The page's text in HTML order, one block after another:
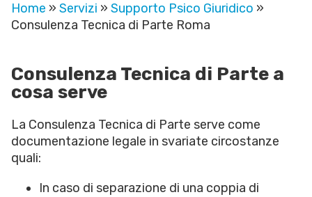
Home » Servizi » Supporto Psico Giuridico »
Consulenza Tecnica di Parte Roma
Consulenza Tecnica di Parte a
cosa serve
La Consulenza Tecnica di Parte serve come
documentazione legale in svariate circostanze
quali:
In caso di separazione di una coppia di